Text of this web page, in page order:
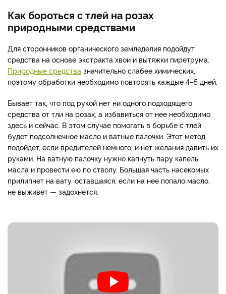
Как бороться с тлей на розах
природными средствами
Для сторонников органического земледелия подойдут
средства на основе экстракта хвои и вытяжки пиретрума.
Природные средства значительно слабее химических,
поэтому обработки необходимо повторять каждые 4–5 дней.
Бывает так, что под рукой нет ни одного подходящего
средства от тли на розах, а избавиться от нее необходимо
здесь и сейчас. В этом случае помогать в борьбе с тлей
будет подсолнечное масло и ватные палочки. Этот метод
подойдет, если вредителей немного, и нет желания давить их
руками. На ватную палочку нужно капнуть пару капель
масла и провести ею по стволу. Большая часть насекомых
прилипнет на вату, оставшаяся, если на нее попало масло,
не выживет — задохнется.